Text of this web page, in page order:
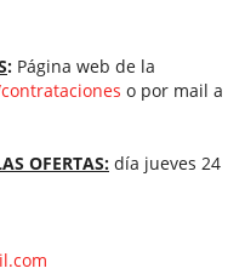
: Página web de la
o por mail a
OFERTAS: día jueves 24